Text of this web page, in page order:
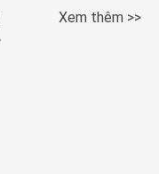
Xem thêm >>